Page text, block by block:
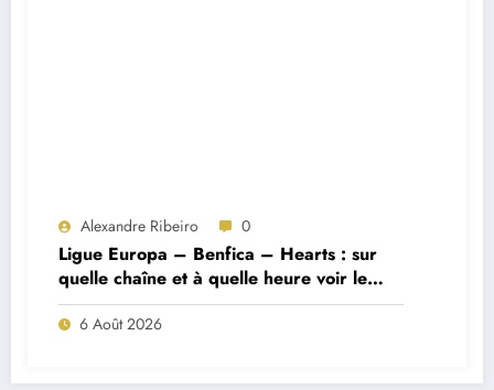
Alexandre Ribeiro 0
Ligue Europa – Benfica – Hearts : sur
quelle chaîne et à quelle heure voir le
match ?
6 Août 2026